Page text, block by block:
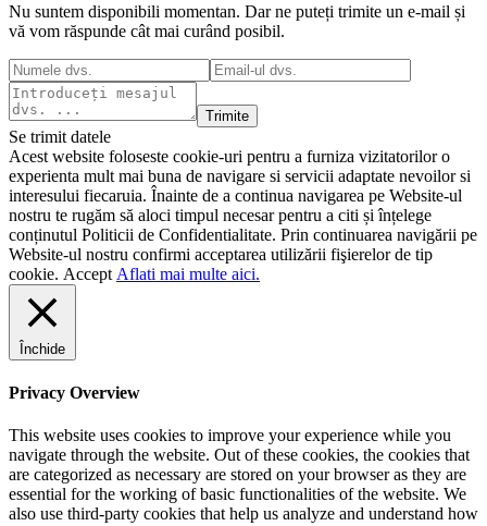
Nu suntem disponibili momentan. Dar ne puteți trimite un e-mail și
vă vom răspunde cât mai curând posibil.
Trimite
Se trimit datele
Acest website foloseste cookie-uri pentru a furniza vizitatorilor o
experienta mult mai buna de navigare si servicii adaptate nevoilor si
interesului fiecaruia. Înainte de a continua navigarea pe Website-ul
nostru te rugăm să aloci timpul necesar pentru a citi și înțelege
conținutul Politicii de Confidentialitate. Prin continuarea navigării pe
Website-ul nostru confirmi acceptarea utilizării fişierelor de tip
cookie. Accept Aflati mai multe aici.
Închide
Privacy Overview
This website uses cookies to improve your experience while you
navigate through the website. Out of these cookies, the cookies that
are categorized as necessary are stored on your browser as they are
essential for the working of basic functionalities of the website. We
also use third-party cookies that help us analyze and understand how